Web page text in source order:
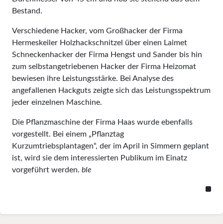
Bestand.
Verschiedene Hacker, vom Großhacker der Firma
Hermeskeiler Holzhackschnitzel über einen Laimet
Schneckenhacker der Firma Hengst und Sander bis hin
zum selbstangetriebenen Hacker der Firma Heizomat
bewiesen ihre Leistungsstärke. Bei Analyse des
angefallenen Hackguts zeigte sich das Leistungsspektrum
jeder einzelnen Maschine.
Die Pflanzmaschine der Firma Haas wurde ebenfalls
vorgestellt. Bei einem „Pflanztag
Kurzumtriebsplantagen“, der im April in Simmern geplant
ist, wird sie dem interessierten Publikum im Einatz
vorgeführt werden. ble